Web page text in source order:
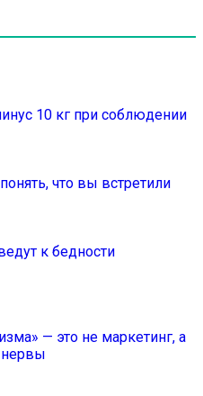
10 кг при соблюдении
что вы встретили
к бедности
— это не маркетинг, а
нервы